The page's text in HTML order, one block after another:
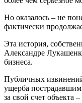
Но оказалось – не
фактически
Эта история,
Александре
бизнеса.
Публичных
ущерба пострадавшим
за свой счет объекта